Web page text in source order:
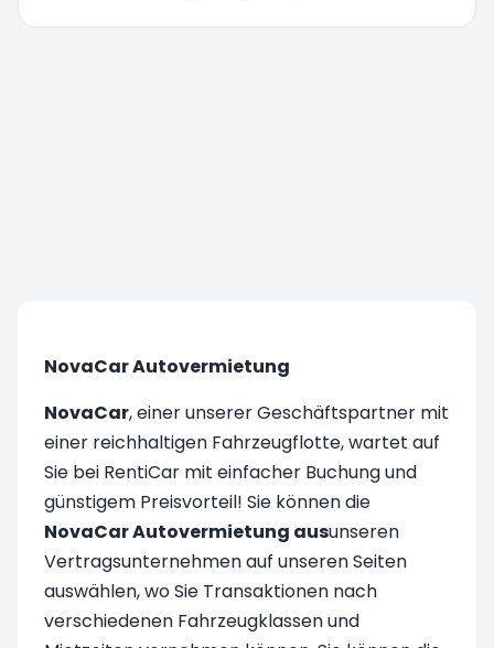
NovaCar Autovermietung
NovaCar, einer unserer Geschäftspartner mit
einer reichhaltigen Fahrzeugflotte, wartet auf
Sie bei RentiCar mit einfacher Buchung und
günstigem Preisvorteil! Sie können die
NovaCar Autovermietung ausunseren
Vertragsunternehmen auf unseren Seiten
auswählen, wo Sie Transaktionen nach
verschiedenen Fahrzeugklassen und